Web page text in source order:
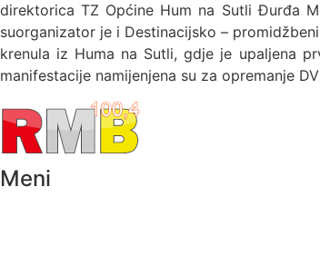
direktorica TZ Općine Hum na Sutli Đurđa
suorganizator je i Destinacijsko –
krenula iz Huma na Sutli, gdje je upaljena
manifestacije namijenjena su za opremanje
Meni